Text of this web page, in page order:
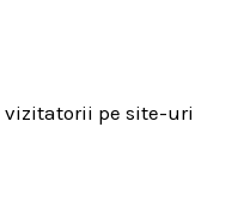
vizitatorii pe site-uri